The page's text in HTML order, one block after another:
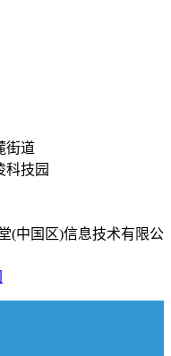
街道
科技园
(中国区)信息技术有限公